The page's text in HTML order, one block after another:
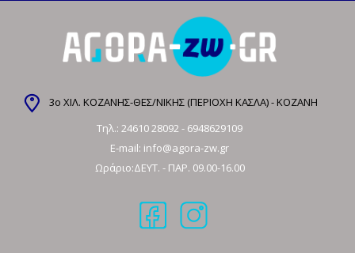
3ο ΧΙΛ. ΚΟΖΑΝΗΣ-ΘΕΣ/ΝΙΚΗΣ (ΠΕΡΙΟΧΗ ΚΑΣΛΑ) - ΚΟΖΑΝΗ
Τηλ.: 24610 28092- 6948629109
E-mail: info@agora-zw.gr
Ωράριο:ΔΕΥΤ. - ΠΑΡ. 09.00-16.00